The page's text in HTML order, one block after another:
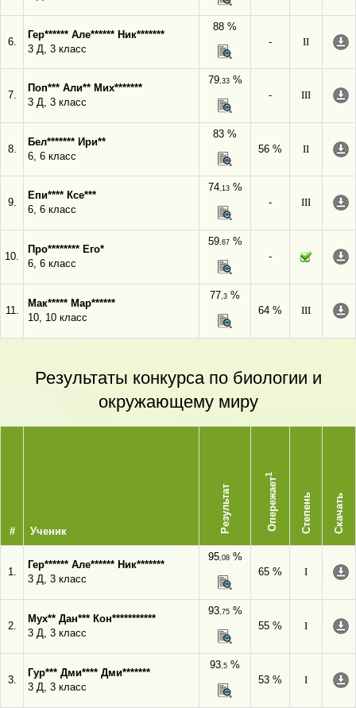
6.
Гер****** Але****** Ник*******
3 Д, 3 класс
88 %
-
II
7.
Поп*** Али** Мих*******
3 Д, 3 класс
79,33%
-
III
8.
Бел******* Ири**
6, 6 класс
83 %
56 %
II
9.
Епи**** Ксе***
6, 6 класс
74,13%
-
III
10.
Про******** Его*
6, 6 класс
59,67%
-
11.
Мак***** Мар******
10, 10 класс
77,3 %
64 %
III
Результаты конкурса по биологии и
окружающему миру
# Ученик Результат Опережает
1
Степень Скачать
1.
Гер****** Але****** Ник*******
3 Д, 3 класс
95,08%
65 %
I
2.
Мух** Дан*** Кон***********
3 Д, 3 класс
93,75%
55 %
I
3.
Гур*** Дми**** Дми*******
3 Д, 3 класс
93,5 %
53 %
I